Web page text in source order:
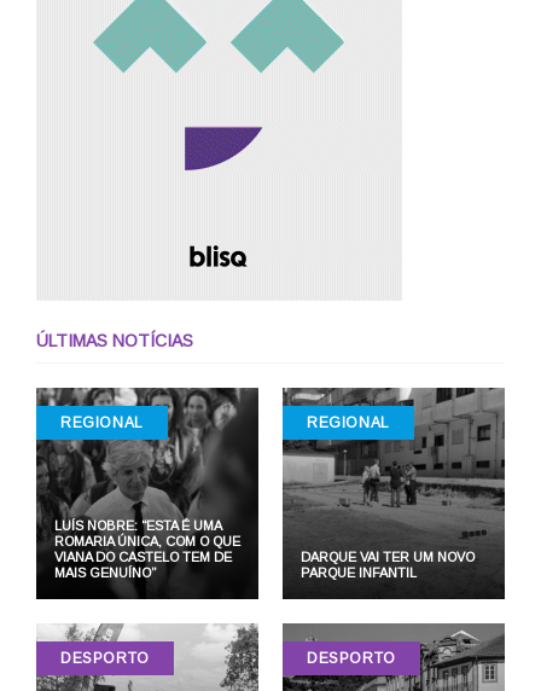
ÚLTIMAS NOTÍCIAS
REGIONAL
LUÍS NOBRE: “ESTA É UMA
ROMARIA ÚNICA, COM O QUE
VIANA DO CASTELO TEM DE
MAIS GENUÍNO”
REGIONAL
DARQUE VAI TER UM NOVO
PARQUE INFANTIL
DESPORTO DESPORTO